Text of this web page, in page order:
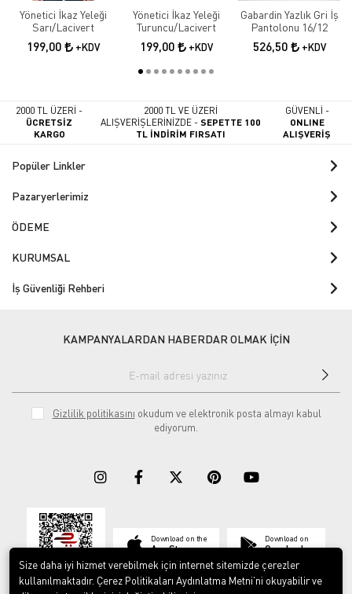
Yönetici İkaz Yeleği
Sarı/Lacivert
199,00 +KDV
Yönetici İkaz Yeleği
Turuncu/Lacivert
199,00 +KDV
Gabardin Yazlık Gri İş
Pantolonu 16/12
526,50 +KDV
2000 TL ÜZERİ -
ÜCRETSİZ
KARGO
2000 TL VE ÜZERİ
ALIŞVERİŞLERİNİZDE -SEPETTE 100
TL İNDİRİM FIRSATI
GÜVENLİ -
ONLINE
ALIŞVERİŞ
Popüler Linkler
Pazaryerlerimiz
ÖDEME
KURUMSAL
İş Güvenliği Rehberi
KAMPANYALARDAN HABERDAR OLMAK İÇİN
Gizlilik politikasını okudum ve elektronik posta almayı kabul
ediyorum.
Download on the
App Store
Download on
Google play
Size daha iyi hizmet verebilmek için internet sitemizde çerezler
kullanılmaktadır. Çerez Politikaları Aydınlatma Metni’ni okuyabilir ve